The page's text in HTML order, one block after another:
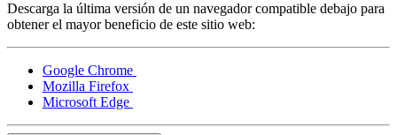
Descarga la última versión de un navegador compatible debajo para
obtener el mayor beneficio de este sitio web:
Google Chrome
Mozilla Firefox
Microsoft Edge